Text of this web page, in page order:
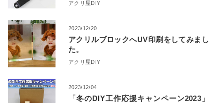
アクリ屋DIY
2023/12/20
アクリルブロックへUV印刷をしてみまし
た。
アクリ屋DIY
2023/12/04
「冬のDIY工作応援キャンペーン2023」